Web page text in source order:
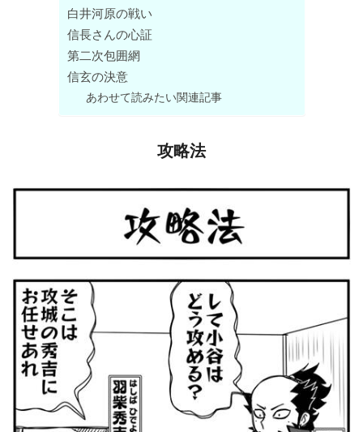
白井河原の戦い
信長さんの心証
第二次包囲網
信玄の決意
あわせて読みたい関連記事
攻略法